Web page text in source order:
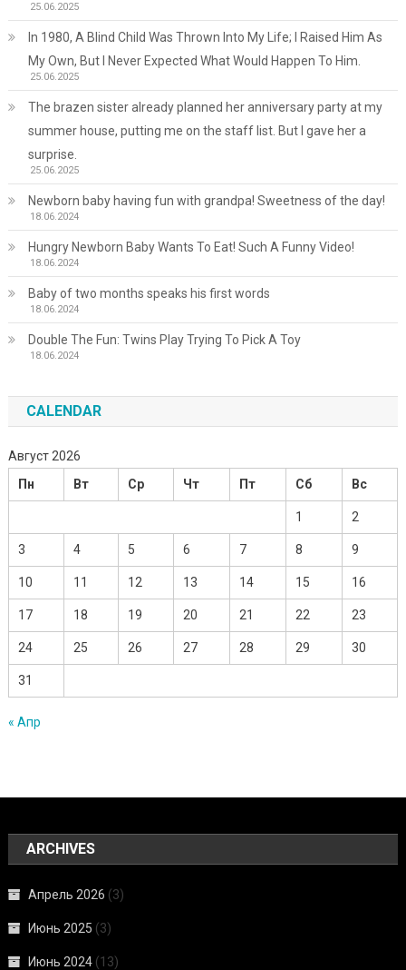
25.06.2025
In 1980, A Blind Child Was Thrown Into My Life; I Raised Him As
My Own, But I Never Expected What Would Happen To Him.
25.06.2025
The brazen sister already planned her anniversary party at my
summer house, putting me on the staff list. But I gave her a
surprise.
25.06.2025
Newborn baby having fun with grandpa! Sweetness of the day!
18.06.2024
Hungry Newborn Baby Wants To Eat! Such A Funny Video!
18.06.2024
Baby of two months speaks his first words
18.06.2024
Double The Fun: Twins Play Trying To Pick A Toy
18.06.2024
CALENDAR
Август 2026
Пн
Вт Ср Чт Пт Сб Вс
1 2
3 4 5 6 7 8 9
10 11 12 13 14 15 16
17 18 19 20 21 22 23
24 25 26 27 28 29 30
31
« Апр
ARCHIVES
Апрель 2026 (3)
Июнь 2025 (3)
Июнь 2024 (13)